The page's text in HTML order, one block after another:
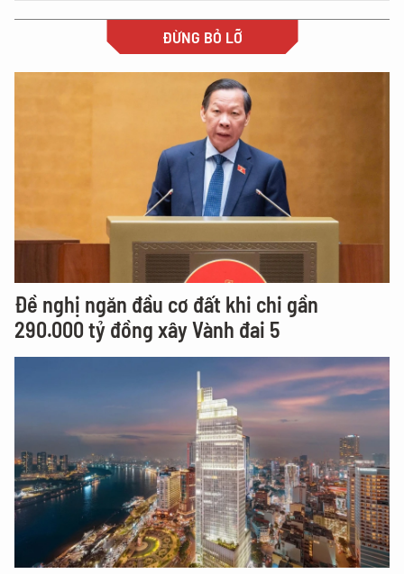
ĐỪNG BỎ LỠ
Đề nghị ngăn đầu cơ đất khi chi gần
290.000 tỷ đồng xây Vành đai 5